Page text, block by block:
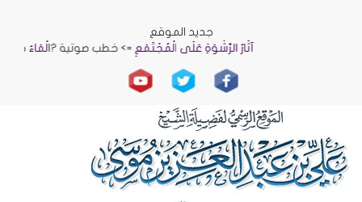
جديد الموقع
الْمَاءُ حَيَاةٌ
آثَارُ الرِّشْوَةِ عَلَى الْمُجْتَمَعِ=> خطب صوتية ?